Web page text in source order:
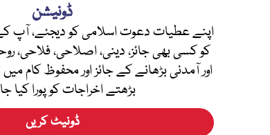
ڈونیشن
اپنے عطیات دعوت اسلامی کو دیجئے، آپ
کو کسی بھی جائز، دینی، اصلاحی، فلاحی،
اور آمدنی بڑھانے کے جائز اور محفوظ کام
بڑھتے اخراجات کو پورا کیا
ڈونیٹ کریں